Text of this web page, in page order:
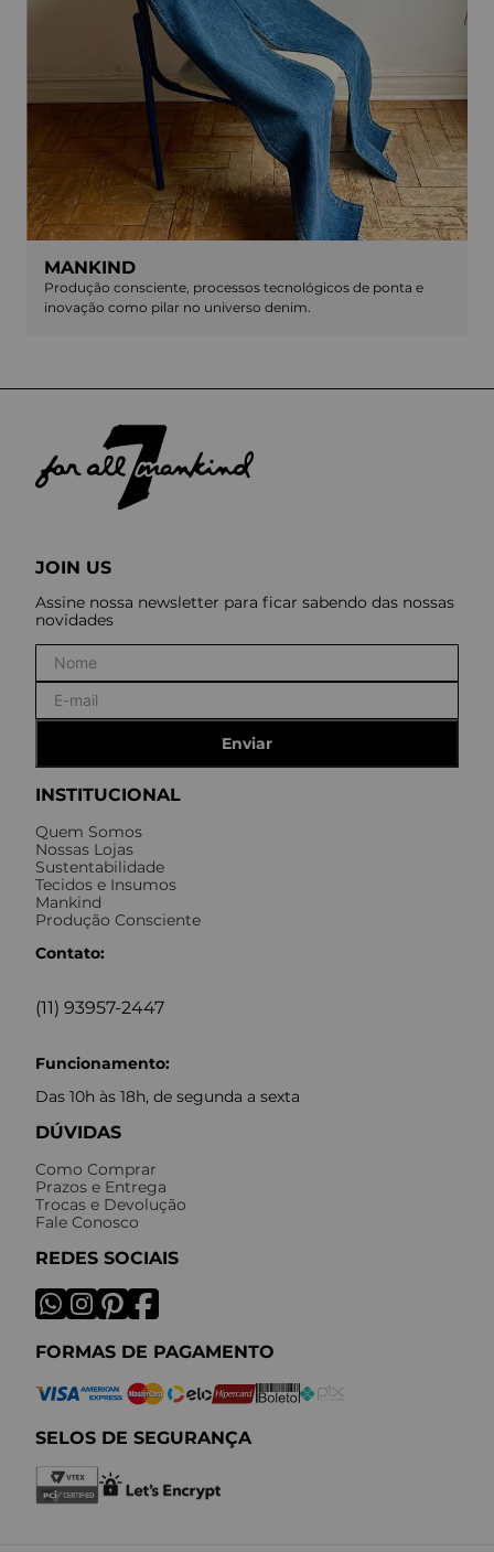
MANKIND
Produção consciente, processos tecnológicos de ponta e
inovação como pilar no universo denim.
INSTITUCIONAL
Quem Somos
Nossas Lojas
Sustentabilidade
Tecidos e Insumos
Mankind
Produção Consciente
Contato:
(11) 93957-2447
Funcionamento:
Das 10h às 18h, de segunda a sexta
DÚVIDAS
Como Comprar
Prazos e Entrega
Trocas e Devolução
Fale Conosco
REDES SOCIAIS
FORMAS DE PAGAMENTO
SELOS DE SEGURANÇA
JOIN US
Assine nossa newsletter para ficar sabendo das nossas
novidades
Enviar